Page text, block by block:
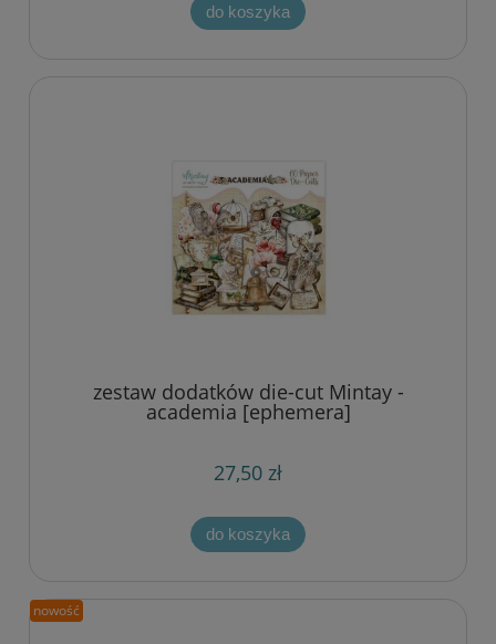
do koszyka
zestaw dodatków die-cut Mintay -
academia [ephemera]
27,50 zł
do koszyka
nowość